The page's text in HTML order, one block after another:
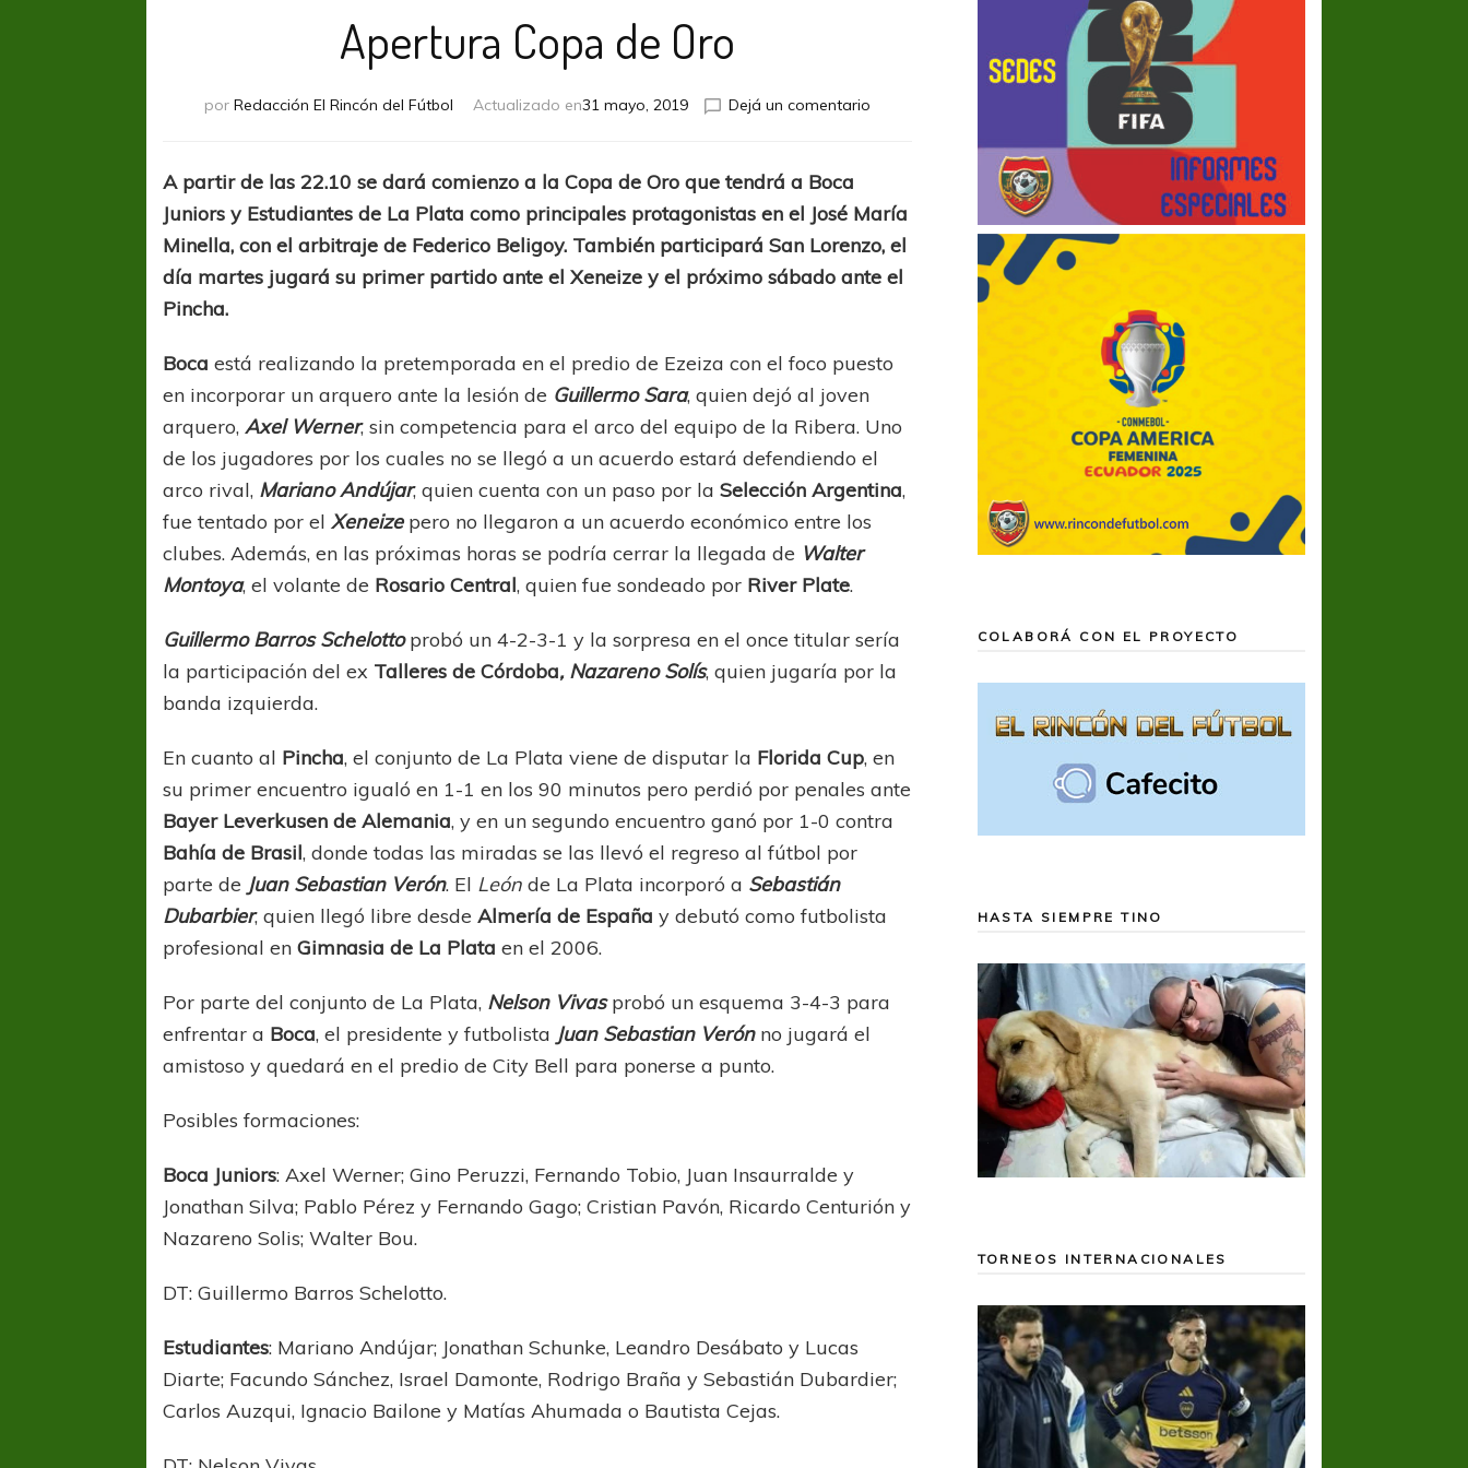
Apertura Copa de Oro
por Redacción El Rincón del Fútbol Actualizado en31 mayo, 2019 Dejá un comentario
A partir de las 22.10 se dará comienzo a la Copa de Oro que tendrá a Boca
Juniors y Estudiantes de La Plata como principales protagonistas en el José María
Minella, con el arbitraje de Federico Beligoy. También participará San Lorenzo, el
día martes jugará su primer partido ante el Xeneize y el próximo sábado ante el
Pincha.
Boca está realizando la pretemporada en el predio de Ezeiza con el foco puesto
en incorporar un arquero ante la lesión de Guillermo Sara, quien dejó al joven
arquero,Axel Werner, sin competencia para el arco del equipo de la Ribera. Uno
de los jugadores por los cuales no se llegó a un acuerdo estará defendiendo el
arco rival, Mariano Andújar, quien cuenta con un paso por laSelección Argentina,
fue tentado por elXeneizepero no llegaron a un acuerdo económico entre los
clubes. Además, en las próximas horas se podría cerrar la llegada de Walter
Montoya, el volante de Rosario Central, quien fue sondeado por River Plate.
Guillermo Barros Schelottoprobó un 4-2-3-1 y la sorpresa en el once titular sería
la participación del ex Talleres de Córdoba, Nazareno Solís, quien jugaría por la
banda izquierda.
En cuanto al Pincha, el conjunto de La Plata viene de disputar la Florida Cup, en
su primer encuentro igualó en 1-1 en los 90 minutos pero perdió por penales ante
Bayer Leverkusen de Alemania, y en un segundo encuentro ganó por 1-0 contra
Bahía de Brasil, donde todas las miradas se las llevó el regreso al fútbol por
parte de Juan Sebastian Verón. El León de La Plata incorporó a Sebastián
Dubarbier, quien llegó libre desdeAlmería de Españay debutó como futbolista
profesional enGimnasia de La Plataen el 2006.
Por parte del conjunto de La Plata, Nelson Vivasprobó un esquema 3-4-3 para
enfrentar a Boca, el presidente y futbolista Juan Sebastian Verónno jugará el
amistoso y quedará en el predio de City Bell para ponerse a punto.
Posibles formaciones:
Boca Juniors: Axel Werner; Gino Peruzzi, Fernando Tobio, Juan Insaurralde y
Jonathan Silva; Pablo Pérez y Fernando Gago; Cristian Pavón, Ricardo Centurión y
Nazareno Solis; Walter Bou.
DT: Guillermo Barros Schelotto.
Estudiantes: Mariano Andújar; Jonathan Schunke, Leandro Desábato y Lucas
Diarte; Facundo Sánchez, Israel Damonte, Rodrigo Braña y Sebastián Dubardier;
Carlos Auzqui, Ignacio Bailone y Matías Ahumada o Bautista Cejas.
COLABORÁ CON EL PROYECTO
HASTA SIEMPRE TINO
TORNEOS INTERNACIONALES